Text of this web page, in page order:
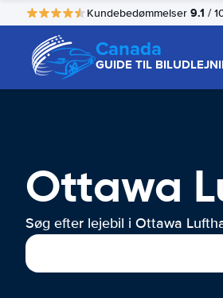
Kundebedømmelser 9.1 /
Canada
GUIDE TIL
Ottawa
Søg efter lejebil i Ottawa